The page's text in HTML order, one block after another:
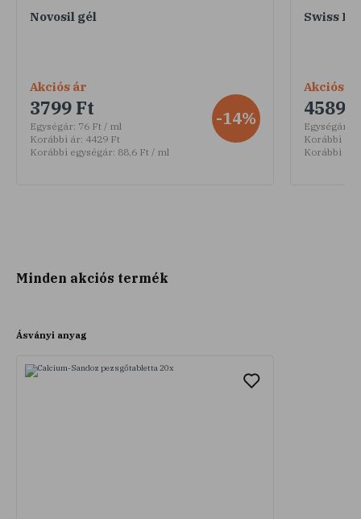
Novosil gél
Akciós ár
3799 Ft
Egységár: 76 Ft / ml
Korábbi ár: 4429 Ft
Korábbi egységár: 88,6 Ft / ml
-14%
Swiss
Akciós ár
4589
Egységár:
Korábbi ár:
Korábbi
Minden akciós termék
Ásványi anyag